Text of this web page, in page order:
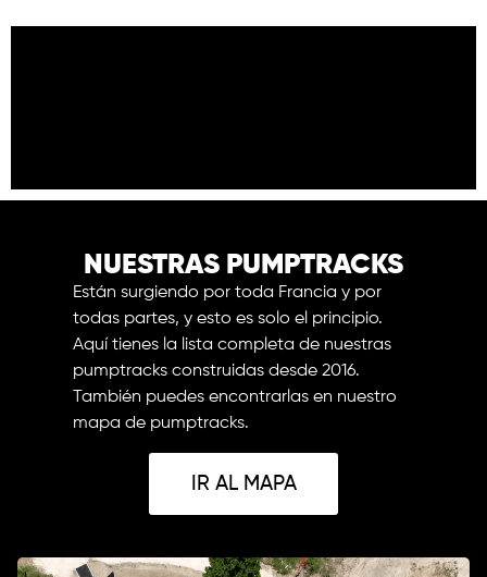
NUESTRAS PUMPTRACKS
Están surgiendo por toda Francia y por
todas partes, y esto es solo el principio.
Aquí tienes la lista completa de nuestras
pumptracks construidas desde 2016.
También puedes encontrarlas en nuestro
mapa de pumptracks.
IR AL MAPA